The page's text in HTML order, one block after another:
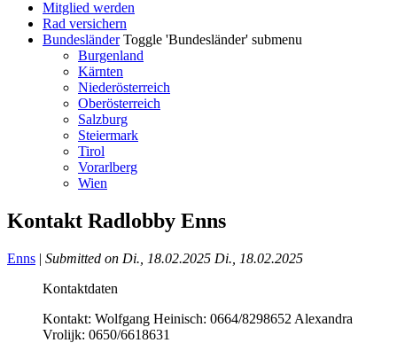
Mitglied werden
Rad versichern
Bundesländer Toggle 'Bundesländer' submenu
Burgenland
Kärnten
Niederösterreich
Oberösterreich
Salzburg
Steiermark
Tirol
Vorarlberg
Wien
Kontakt Radlobby Enns
Enns | Submitted on Di., 18.02.2025 Di., 18.02.2025
Kontaktdaten
Kontakt: Wolfgang Heinisch: 0664/8298652 Alexandra
Vrolijk: 0650/6618631